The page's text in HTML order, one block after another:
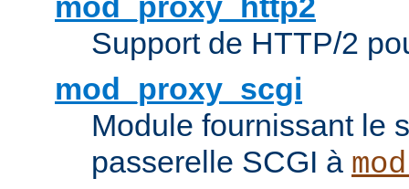
Support de HTTP/2
mod_proxy_scgi
Module fournissant le
passerelle SCGI à